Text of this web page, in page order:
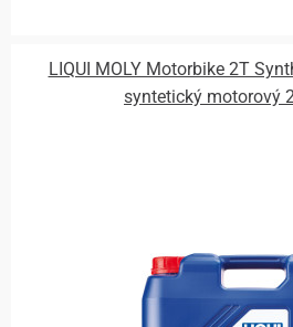
LIQUI MOLY Motorbike 2T
syntetický motorový